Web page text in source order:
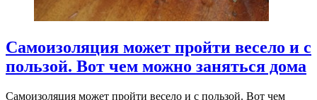
Самоизоляция может пройти весело и с
пользой. Вот чем можно заняться дома
Самоизоляция может пройти весело и с пользой. Вот чем